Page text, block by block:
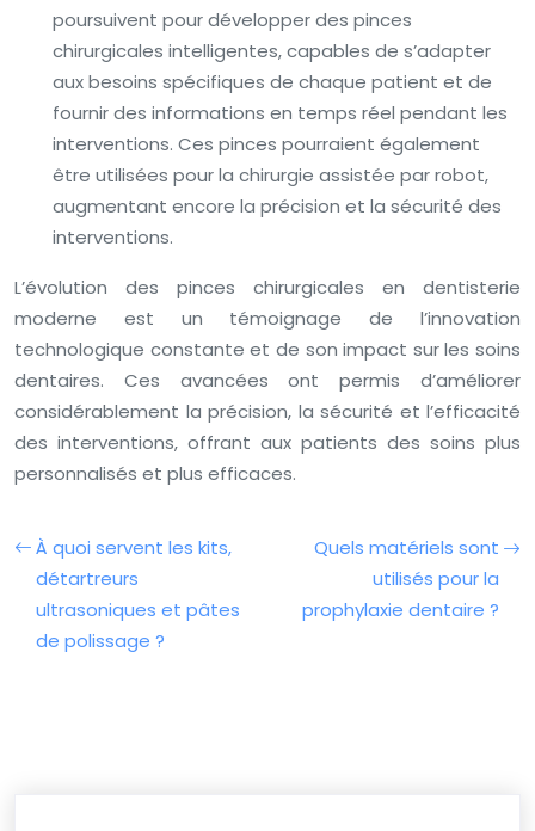
poursuivent pour développer des pinces
chirurgicales intelligentes, capables de s’adapter
aux besoins spécifiques de chaque patient et de
fournir des informations en temps réel pendant les
interventions. Ces pinces pourraient également
être utilisées pour la chirurgie assistée par robot,
augmentant encore la précision et la sécurité des
interventions.
L’évolution des pinces chirurgicales en dentisterie
moderne est un témoignage de l’innovation
technologique constante et de son impact sur les soins
dentaires. Ces avancées ont permis d’améliorer
considérablement la précision, la sécurité et l’efficacité
des interventions, offrant aux patients des soins plus
personnalisés et plus efficaces.
À quoi servent les kits,
détartreurs
ultrasoniques et pâtes
de polissage ?
Quels matériels sont
utilisés pour la
prophylaxie dentaire ?